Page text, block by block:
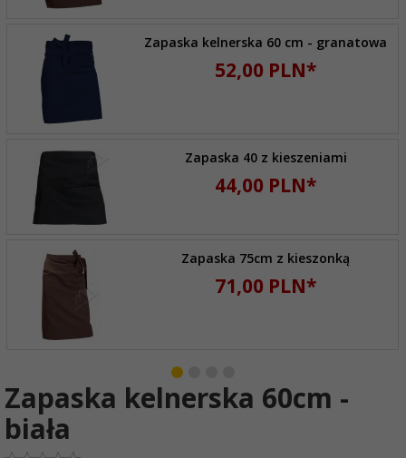
Zapaska kelnerska 60 cm - granatowa
52,00 PLN*
Zapaska 40 z kieszeniami
44,00 PLN*
Zapaska 75cm z kieszonką
71,00 PLN*
Zapaska kelnerska 60cm -
biała